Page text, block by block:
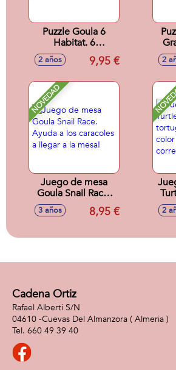
Puzzle Goula 6
Habitat. 6
rompecabezas con
piezas de madera.
2 años 9,95 € 2
NOVEDAD
Juego de mesa
Goula Snail Race.
Ayuda a los
caracoles a llegar a
3 años 8,95 € 2
Cadena Ortiz
Rafael Alberti S/N
04610 -Cuevas Del Almanzora ( Almeria )
660 49 39 40